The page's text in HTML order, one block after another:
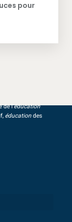
pour
l’éducation
éducationdes